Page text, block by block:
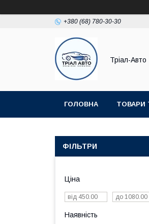
+380 (68) 780-30-30
Тріал-Авто
ГОЛОВНА ТОВАРИ
ФІЛЬТРИ
Ціна
Наявність